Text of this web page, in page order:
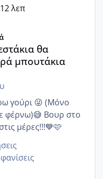
12 λεπ
θα
μπουτάκια
γούρι 😜 (Μόνο
φέρνω)😅 Βουρ στο
μέρες!!!💙🩷